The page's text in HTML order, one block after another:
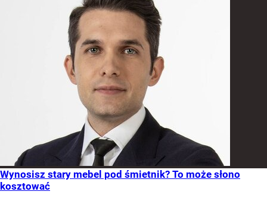
Wynosisz stary mebel pod śmietnik? To może słono
kosztować